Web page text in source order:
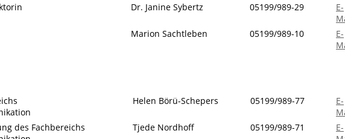
Dr. Janine Sybertz 05199/989-29
E-
Marion Sachtleben 05199/989-10
E-
Helen Börü-Schepers 05199/989-77
E-
des Fachbereichs
Tjede Nordhoff 05199/989-71
E-